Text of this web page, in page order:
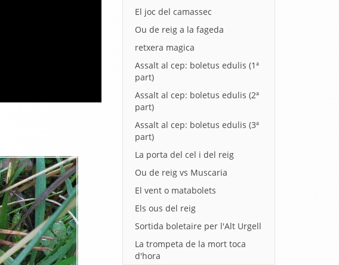
El joc del camassec
Ou de reig a la fageda
retxera magica
Assalt al cep: boletus edulis (1ª
part)
Assalt al cep: boletus edulis (2ª
part)
Assalt al cep: boletus edulis (3ª
part)
La porta del cel i del reig
Ou de reig vs Muscaria
El vent o matabolets
Els ous del reig
Sortida boletaire per l'Alt Urgell
La trompeta de la mort toca
d'hora